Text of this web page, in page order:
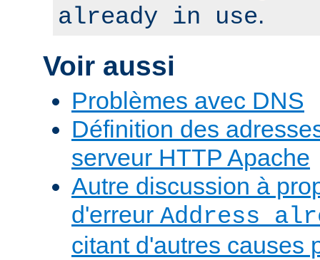
already in use.
Voir aussi
Problèmes avec DNS
Définition des
serveur HTTP Apache
Autre discussion à
d'erreur Address
citant d'autres causes